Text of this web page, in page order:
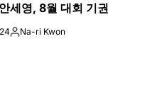
세영, 8월 대회 기권
Posted
Na-ri Kwon